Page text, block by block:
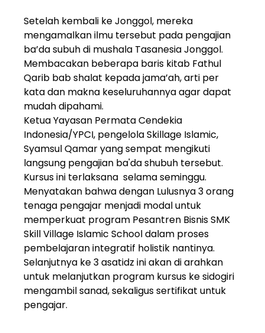
Setelah kembali ke Jonggol, mereka
mengamalkan ilmu tersebut pada pengajian
ba’da subuh di mushala Tasanesia Jonggol.
Membacakan beberapa baris kitab Fathul
Qarib bab shalat kepada jama’ah, arti per
kata dan makna keseluruhannya agar dapat
mudah dipahami.
Ketua Yayasan Permata Cendekia
Indonesia/YPCI, pengelola Skillage Islamic,
Syamsul Qamar yang sempat mengikuti
langsung pengajian ba'da shubuh tersebut.
Kursus ini terlaksana selama seminggu.
Menyatakan bahwa dengan Lulusnya 3 orang
tenaga pengajar menjadi modal untuk
memperkuat program Pesantren Bisnis SMK
Skill Village Islamic School dalam proses
pembelajaran integratif holistik nantinya.
Selanjutnya ke 3 asatidz ini akan di arahkan
untuk melanjutkan program kursus ke sidogiri
mengambil sanad, sekaligus sertifikat untuk
pengajar.